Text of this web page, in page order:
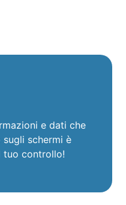
e dati che
schermi è
tuo controllo!